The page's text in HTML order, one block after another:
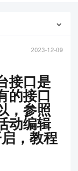
2023-12-09
接口是
的接口
，参照
动编辑
，教程